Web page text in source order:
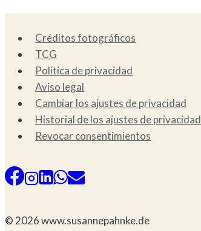
Créditos fotográficos
TCG
Política de privacidad
Aviso legal
Cambiar los ajustes de privacidad
Historial de los ajustes de privacidad
Revocar consentimientos
© 2026 www.susannepahnke.de